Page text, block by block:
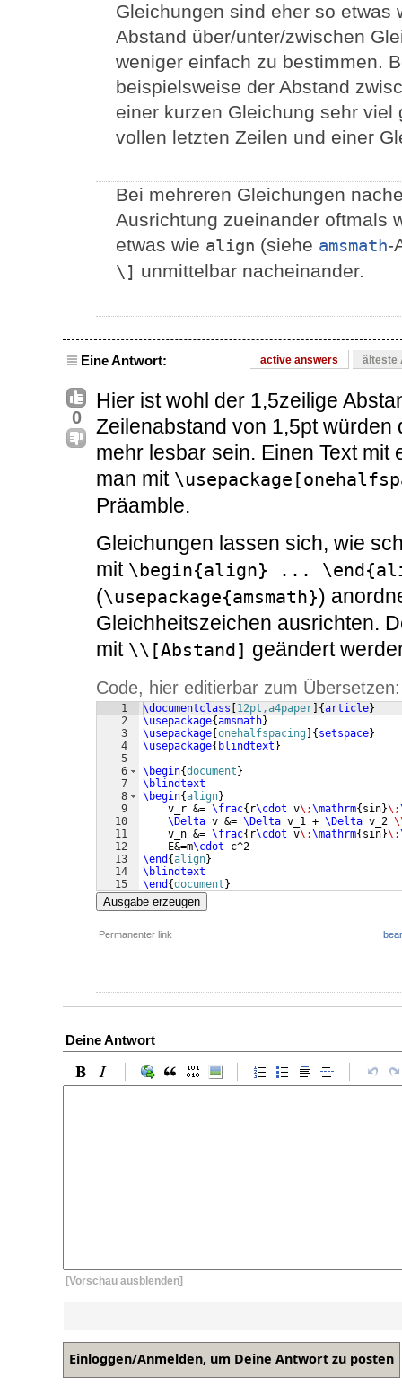
Gleichungen sind eher so etwas
Abstand über/unter/zwischen
weniger einfach zu bestimmen.
beispielsweise der Abstand
einer kurzen Gleichung sehr
vollen letzten Zeilen und einer
Bei mehreren Gleichungen
Ausrichtung zueinander oftmals
etwas wie align (siehe amsmath-
\] unmittelbar nacheinander.
Eine Antwort: active answers älteste
0
Hier ist wohl der 1,5zeilige
Zeilenabstand von 1,5pt würden
mehr lesbar sein. Einen Text
man mit
Präamble.
Gleichungen lassen sich, wie
mit \begin{align} ...
(\usepackage{amsmath})
Gleichheitszeichen ausrichten.
mit \\[Abstand] geändert
Code, hier editierbar zum Übersetzen:
1
2
3
4
5
6
7
8
9
10
11
12
13
14
15
\documentclass 12pt,a4paper {article}
\usepackage{amsmath}
\usepackage onehalfspacing { setspace}
\usepackage{ blindtext }
\begin{document }
\blindtext
\begin{align}
    v_r &=
\frac{ r\cdot v\;\mathrm{ sin}\;
\Delta v &= \Delta v_1 + \Delta v_2
    v_n &=
\frac{ r\cdot v\;\mathrm{ sin}\;
    E&=m
\cdot c^2
\end {align}
\blindtext
\end {document }
Ausgabe erzeugen
Permanenter link
Deine Antwort
[Vorschau ausblenden]